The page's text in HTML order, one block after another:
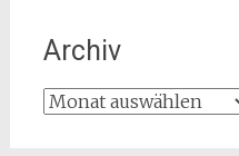
Archiv
Archiv